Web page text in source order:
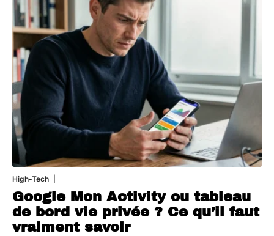
High-Tech
Google Mon Activity ou tableau
de bord vie privée ? Ce qu’il faut
vraiment savoir